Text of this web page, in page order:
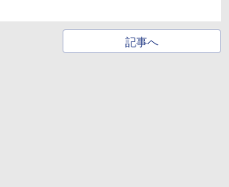
記事へ